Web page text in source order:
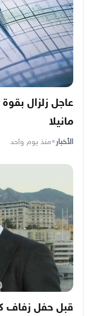
مانيلا
الأخبار•منذ يوم واحد
قبل حفل زفاف